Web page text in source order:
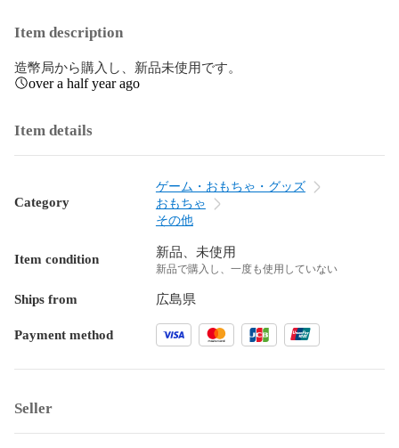
Item description
造幣局から購入し、新品未使用です。
over a half year ago
Item details
Category
ゲーム・おもちゃ・グッズ
おもちゃ
その他
Item condition 新品、未使用
新品で購入し、一度も使用していない
Ships from 広島県
Payment method
Seller